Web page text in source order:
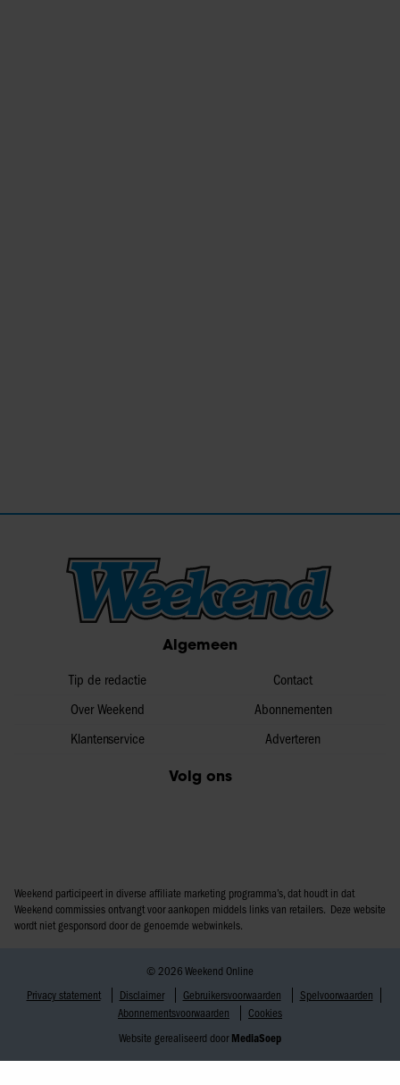
Algemeen
Tip de redactie
Over Weekend
Klantenservice
Contact
Abonnementen
Adverteren
Volg ons
Weekend participeert in diverse affiliate marketing programma’s, dat houdt in dat
Weekend commissies ontvangt voor aankopen middels links van retailers. Deze website
wordt niet gesponsord door de genoemde webwinkels.
© 2026 Weekend Online
Privacy statement
Disclaimer Gebruikersvoorwaarden
Spelvoorwaarden
Abonnementsvoorwaarden
Cookies
Website gerealiseerd door MediaSoep